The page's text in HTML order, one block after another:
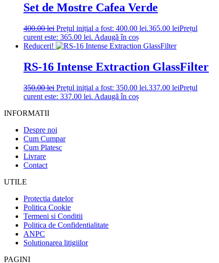
Set de Mostre Cafea Verde
400.00lei Prețul inițial a fost: 400.00 lei.365.00 leiPrețul
curent este: 365.00 lei. Adaugă în coș
Reduceri!
RS-16 Intense Extraction GlassFilter
350.00lei Prețul inițial a fost: 350.00 lei.337.00 leiPrețul
curent este: 337.00 lei. Adaugă în coș
INFORMATII
Despre noi
Cum Cumpar
Cum Platesc
Livrare
Contact
UTILE
Protectia datelor
Politica Cookie
Termeni si Conditii
Politica de Confidentialitate
ANPC
Solutionarea litigiilor
PAGINI